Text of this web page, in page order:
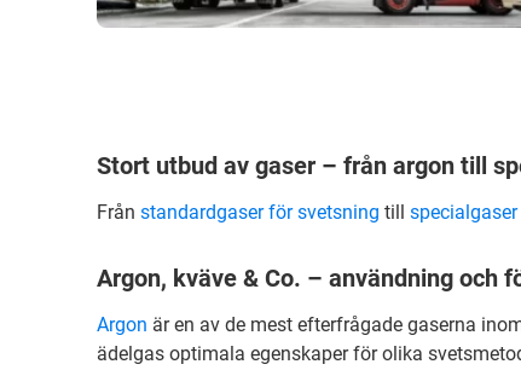
Stort utbud av gaser – från argon till
Från standardgaser för svetsning till
Argon, kväve & Co. – användning och
Argon är en av de mest efterfrågade gaserna
ädelgas optimala egenskaper för olika